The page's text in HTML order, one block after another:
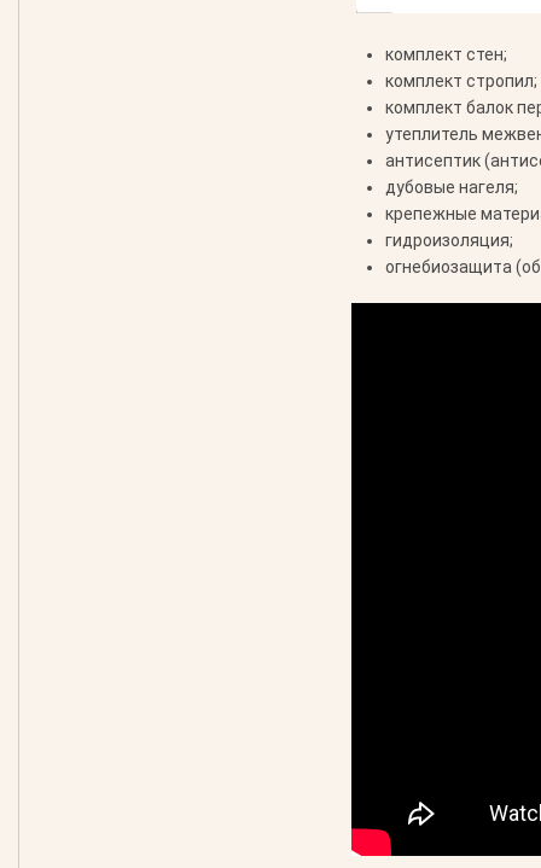
комплект стен;
комплект стропил;
комплект балок
утеплитель
антисептик
дубовые нагеля;
крепежные
гидроизоляция;
огнебиозащита